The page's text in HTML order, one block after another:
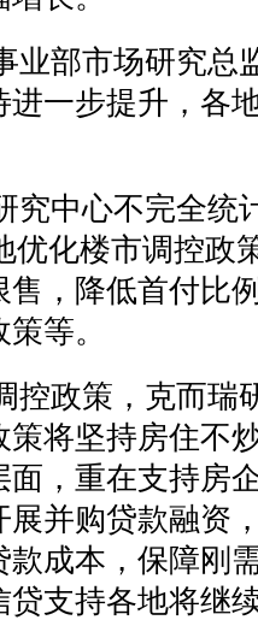
业部市场研究总
一步提升，各
究中心不完全统
优化楼市调控政
售，降低首付比
等。
控政策，克而瑞
将坚持房住不
，重在支持房
并购贷款融资
成本，保障刚
支持各地将继